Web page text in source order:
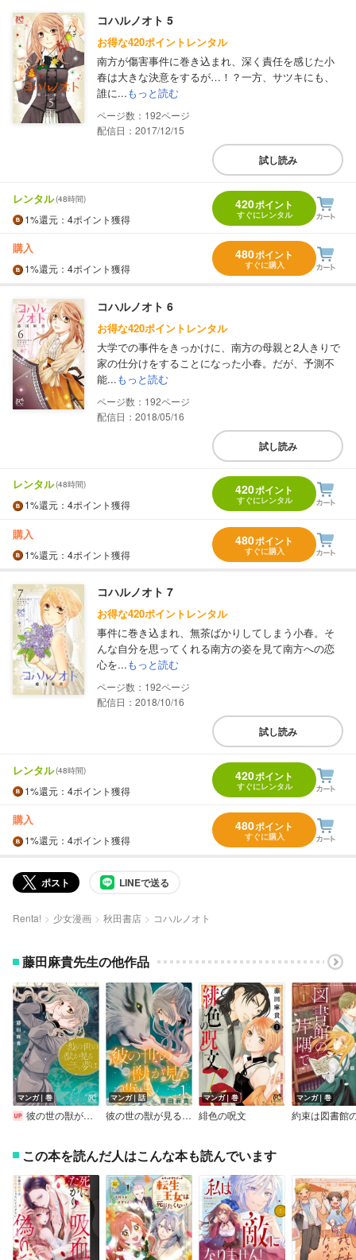
コハルノオト 5
お得な420ポイントレンタル
南方が傷害事件に巻き込まれ、深く責任を感じた小
春は大きな決意をするが…！？一方、サツキにも、
誰に...もっと読む
192
配信日：2017/12/15
試し読み
レンタル(48時間)
1%還元 ：4ポイント獲得
420ポイント
すぐにレンタル
購入
1%還元 ：4ポイント獲得
480ポイント
すぐに購入
コハルノオト 6
お得な420ポイントレンタル
大学での事件をきっかけに、南方の母親と2人きりで
家の仕分けをすることになった小春。だが、予測不
能...もっと読む
192
配信日：2018/05/16
試し読み
レンタル(48時間)
1%還元 ：4ポイント獲得
420ポイント
すぐにレンタル
購入
1%還元 ：4ポイント獲得
480ポイント
すぐに購入
コハルノオト 7
お得な420ポイントレンタル
事件に巻き込まれ、無茶ばかりしてしまう小春。そ
んな自分を思ってくれる南方の姿を見て南方への恋
心を...もっと読む
192
配信日：2018/10/16
試し読み
レンタル(48時間)
1%還元 ：4ポイント獲得
420ポイント
すぐにレンタル
購入
1%還元 ：4ポイント獲得
480ポイント
すぐに購入
ポスト LINEで送る
Renta! 少女漫画 秋田書店 コハルノオト
藤田麻貴先生の他作品
マンガ｜巻
彼の世の獣が見る夢は
マンガ｜話
彼の世の獣が見る夢は（話売り）
マンガ｜巻
緋色の呪文
マンガ｜巻
この本を読んだ人はこんな本も読んでいます